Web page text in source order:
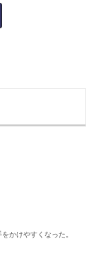
かけやすくなった。